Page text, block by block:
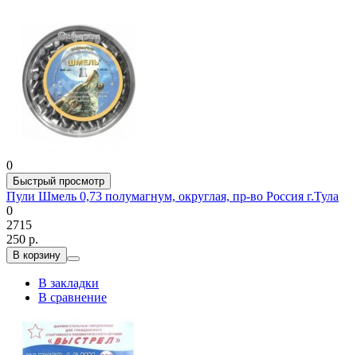
0
Быстрый просмотр
Пули Шмель 0,73 полумагнум, округлая, пр-во Россия г.Тула
0
2715
250 р.
В корзину
В закладки
В сравнение